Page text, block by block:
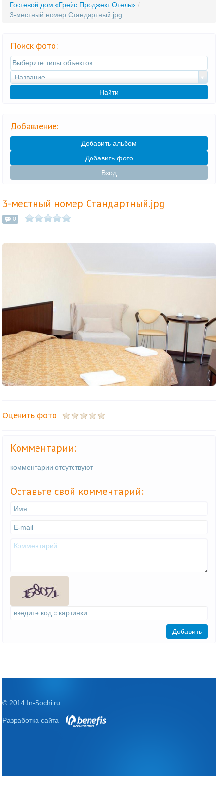
Гостевой дом «Грейс Проджект Отель» /
3-местный номер Стандартный.jpg
Поиск фото:
Название
Найти
Добавление:
Добавить альбом
Добавить фото
Вход
3-местный номер Стандартный.jpg
0
Оценить фото
Комментарии:
комментарии отсутствуют
Оставьте свой комментарий:
Добавить
© 2014 In-Sochi.ru
Разработка сайта